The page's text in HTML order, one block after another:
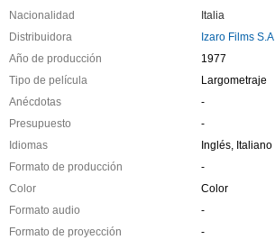
Nacionalidad
Italia
Distribuidora
Izaro Films S.A.
Año de producción
1977
Tipo de película
Largometraje
Anécdotas
-
Presupuesto
-
Idiomas
Inglés, Italiano
Formato de producción
-
Color
Color
Formato audio
-
Formato de proyección
-